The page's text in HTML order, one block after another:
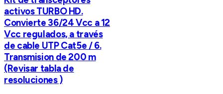
activos TURBO HD.
Convierte 36/24 Vcc a 12
Vcc regulados, a través
de cable UTP Cat5e / 6.
Transmision de 200 m
(Revisar tabla de
resoluciones )